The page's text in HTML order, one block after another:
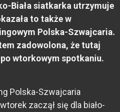
Biała siatkarka utrzymuje
to także w
Polska-Szwajcaria.
zadowolona, że tutaj
wtorkowym spotkaniu.
Polska-Szwajcaria
zaczął się dla biało-